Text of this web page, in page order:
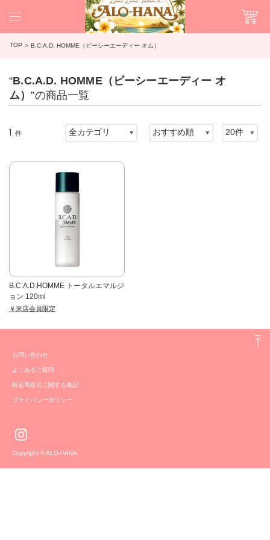
TOP B.C.A.D. HOMME（ビーシーエーディー オム）
“B.C.A.D. HOMME（ビーシーエーディー オ
ム）”の商品一覧
1 件
B.C.A.D.HOMME トータルエマルジ
ョン 120ml
￥来店会員限定
お問い合わせ
よくあるご質問
特定商取引に関する表記
プライバシーポリシー
Copyright © ALO-HANA